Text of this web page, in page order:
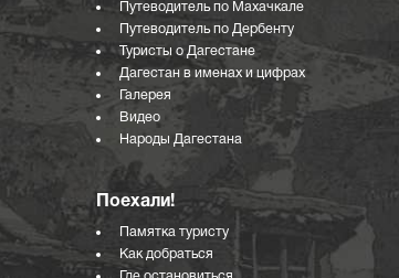
Путеводитель по Махачкале
Путеводитель по Дербенту
Туристы о Дагестане
Дагестан в именах и цифрах
Галерея
Видео
Народы Дагестана
Поехали!
Памятка туристу
Как добраться